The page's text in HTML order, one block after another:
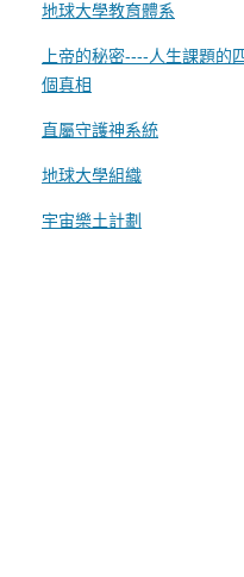
地球大學教育體系
上帝的秘密----人生課題的
個真相
直屬守護神系統
地球大學組織
宇宙樂土計劃